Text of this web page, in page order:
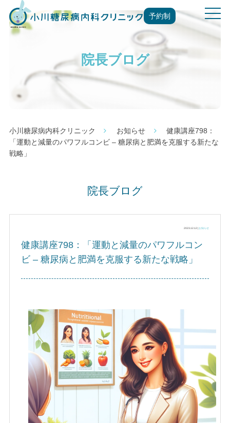
予約制
t
o
g
a
院長ブログ
小川糖尿病内科クリニック お知らせ
健康講座798：
「運動と減量のパワフルコンビ – 糖尿病と肥満を克服する新たな
戦略」
院長ブログ
2023.12.12 |お知らせ
健康講座798：「運動と減量のパワフルコン
ビ – 糖尿病と肥満を克服する新たな戦略」